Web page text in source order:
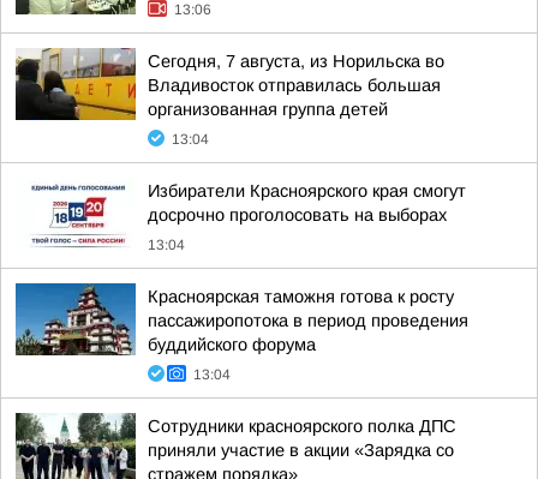
13:06
Сегодня, 7 августа, из Норильска во
Владивосток отправилась большая
организованная группа детей
13:04
Избиратели Красноярского края смогут
досрочно проголосовать на выборах
13:04
Красноярская таможня готова к росту
пассажиропотока в период проведения
буддийского форума
13:04
Сотрудники красноярского полка ДПС
приняли участие в акции «Зарядка со
стражем порядка»